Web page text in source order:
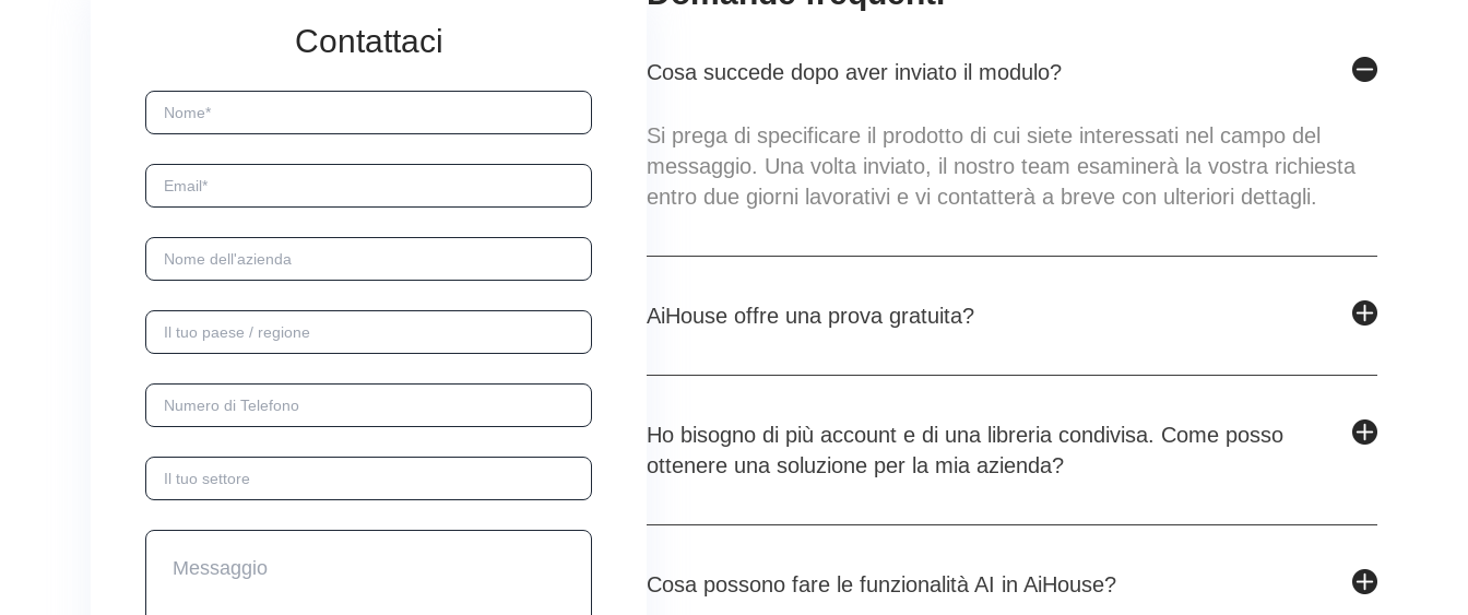
Contattaci
Cosa succede dopo aver inviato il modulo?
Si prega di specificare il prodotto di cui siete interessati nel campo del
messaggio. Una volta inviato, il nostro team esaminerà la vostra richiesta
entro due giorni lavorativi e vi contatterà a breve con ulteriori dettagli.
AiHouse offre una prova gratuita?
Ho bisogno di più account e di una libreria condivisa. Come posso
ottenere una soluzione per la mia azienda?
Cosa possono fare le funzionalità AI in AiHouse?